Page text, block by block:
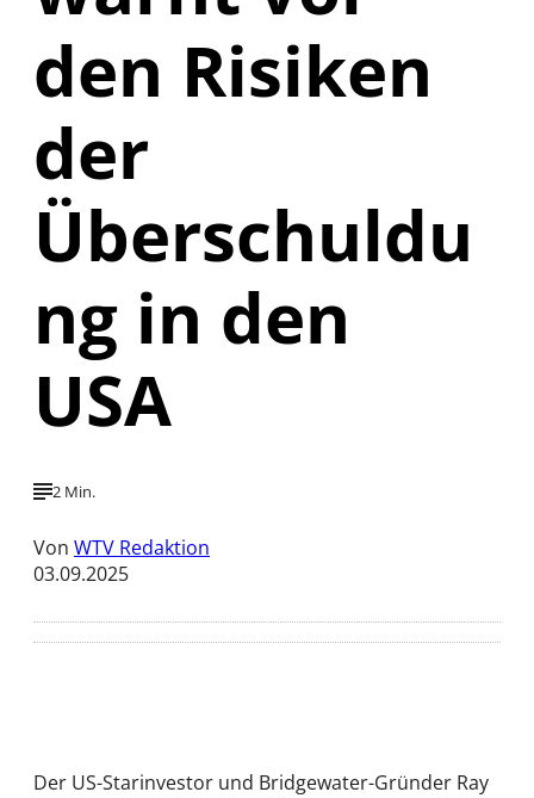
den Risiken
der
Überschuldu
ng in den
USA
2 Min.
Von WTV Redaktion
03.09.2025
Der US-Starinvestor und Bridgewater-Gründer Ray